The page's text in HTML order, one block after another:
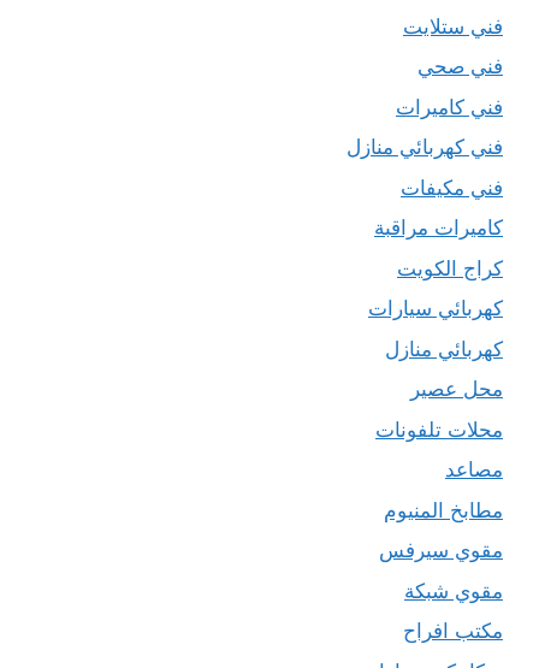
فني ستلايت
فني صحي
فني كاميرات
فني كهربائي منازل
فني مكيفات
كاميرات مراقبة
كراج الكويت
كهربائي سيارات
كهربائي منازل
محل عصير
محلات تلفونات
مصاعد
مطابخ المنيوم
مقوي سيرفس
مقوي شبكة
مكتب افراح